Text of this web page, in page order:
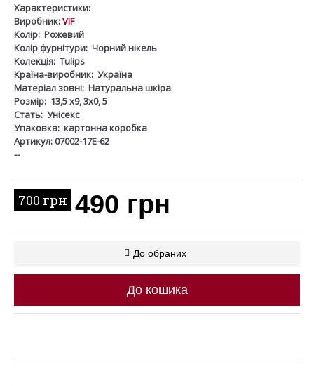
Характеристики:
Виробник:VIF
Колір: Рожевий
Колір фурнітури: Чорний нікель
Колекція: Tulips
Країна-виробник: Україна
Матеріал зовні: Натуральна шкіра
Розмір: 13,5 х9, 3х0, 5
Стать: Унісекс
Упаковка: картонна коробка
Артикул: 07002-17Е-62
--
700 грн 490 грн
До обраних
До кошика